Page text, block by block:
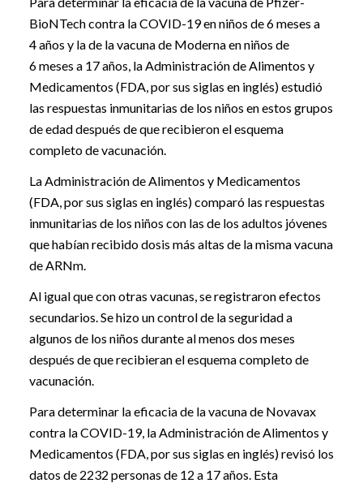
BioNTech contra la COVID-19 en niños de 6 meses a
4 años y la de la vacuna de Moderna en niños de
6 meses a 17 años, la Administración de Alimentos y
Medicamentos (FDA, por sus siglas en inglés) estudió
las respuestas inmunitarias de los niños en estos grupos
de edad después de que recibieron el esquema
completo de vacunación.
La Administración de Alimentos y Medicamentos
(FDA, por sus siglas en inglés) comparó las respuestas
inmunitarias de los niños con las de los adultos jóvenes
que habían recibido dosis más altas de la misma vacuna
de ARNm.
Al igual que con otras vacunas, se registraron efectos
secundarios. Se hizo un control de la seguridad a
algunos de los niños durante al menos dos meses
después de que recibieran el esquema completo de
vacunación.
Para determinar la eficacia de la vacuna de Novavax
contra la COVID-19, la Administración de Alimentos y
Medicamentos (FDA, por sus siglas en inglés) revisó los
datos de 2232 personas de 12 a 17 años. Esta